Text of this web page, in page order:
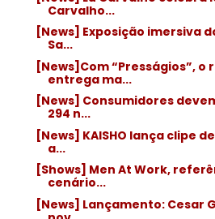
Carvalho...
[News] Exposição imersiva
Sa...
[News]Com “Presságios”, o
entrega ma...
[News] Consumidores
294 n...
[News] KAISHO lança clipe
a...
[Shows] Men At Work,
cenário...
[News] Lançamento: Cesar